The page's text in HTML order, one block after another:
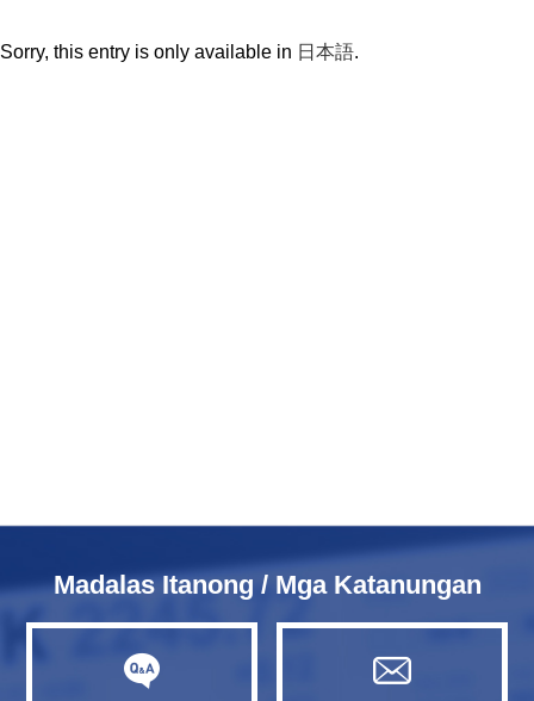
Sorry, this entry is only available in 日本語.
Madalas Itanong / Mga Katanungan